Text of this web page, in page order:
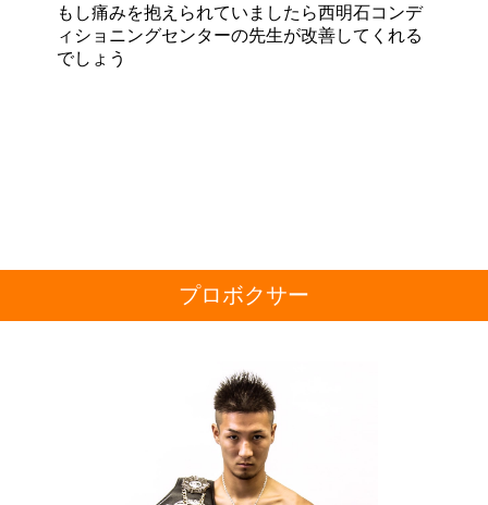
もし痛みを抱えられていましたら西明石コンデ
ィショニングセンターの先生が改善してくれる
でしょう
プロボクサー